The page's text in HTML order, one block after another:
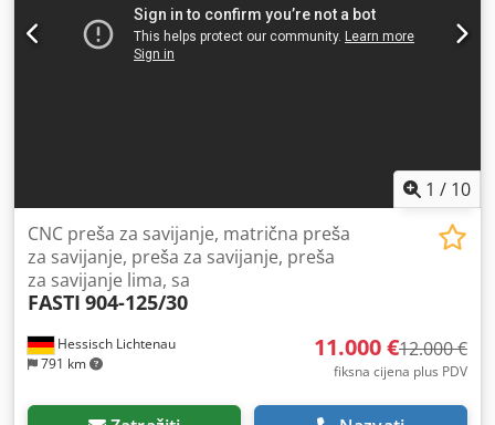
1 / 10
Hessisch Lichtenau
791 km
CNC preša za savijanje, matrična preša
za savijanje, preša za savijanje, preša
za savijanje lima, sa
FASTI 904-125/30
11.000 €12.000 €
fiksna cijena plus PDV